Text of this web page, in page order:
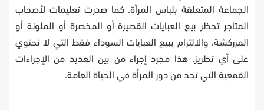
الجماعة المتعلقة بلباس المرأة. كما صدرت تعليمات لأصحاب
المتاجر تحظر بيع العبايات القصيرة أو المخصرة أو الملونة أو
المزركشة، والالتزام ببيع العبايات السوداء فقط التي لا تحتوي
على أي تطريز. هذا مجرد إجراء من بين العديد من الإجراءات
القمعية التي تحد من دور المرأة في الحياة العامة.